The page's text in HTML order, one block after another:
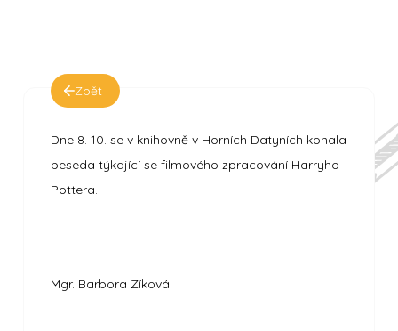
Zpět
Dne 8. 10. se v knihovně v Horních Datyních konala
beseda týkající se filmového zpracování Harryho
Pottera.
Mgr. Barbora Zíková